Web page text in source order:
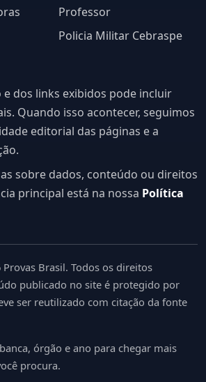
Professor
Policia Militar Cebraspe
dos links exibidos pode incluir
Quando isso acontecer, seguimos
editorial das páginas e a
sobre dados, conteúdo ou direitos
principal está na nossa Política
Brasil. Todos os direitos
publicado no site é protegido por
ser reutilizado com citação da fonte
órgão e ano para chegar mais
procura.